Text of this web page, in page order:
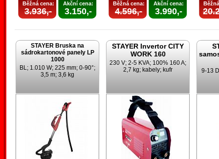
Běžná cena:
3.936,-
Akční cena:
3.150,-
Běžná cena:
4.596,-
Akční cena:
3.990,-
STAYER Bruska na
sádrokartonové panely LP
1000
BL; 1.010 W; 225 mm; 0-90°;
3,5 m; 3,6 kg
STAYER Invertor CITY
WORK 160
230 V; 2-5 KVA; 100% 160 A;
2,7 kg; kabely; kufr
9-13